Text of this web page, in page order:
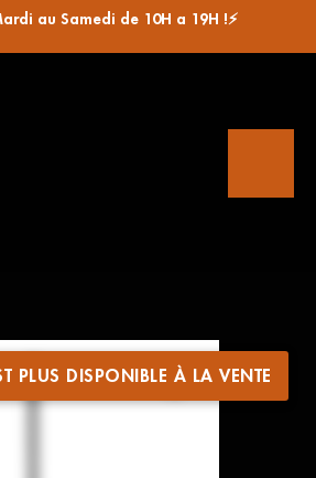
au Samedi de 10H a 19H !⚡
PLUS DISPONIBLE À LA VENTE